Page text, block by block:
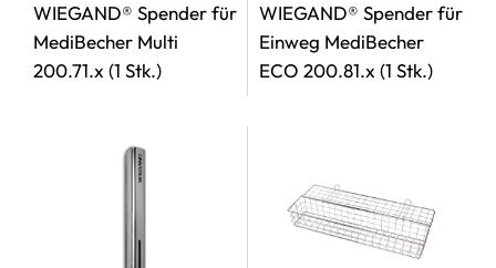
WIEGAND® Spender für
MediBecher Multi
200.71.x (1 Stk.)
WIEGAND® Spender für
Einweg MediBecher
ECO 200.81.x (1 Stk.)